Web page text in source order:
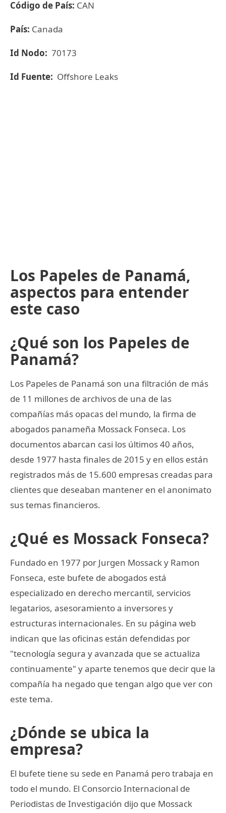
Código de País: CAN
País: Canada
Id Nodo: 70173
Id Fuente: Offshore Leaks
Los Papeles de Panamá,
aspectos para entender
este caso
¿Qué son los Papeles de
Panamá?
Los Papeles de Panamá son una filtración de más
de 11 millones de archivos de una de las
compañías más opacas del mundo, la firma de
abogados panameña Mossack Fonseca. Los
documentos abarcan casi los últimos 40 años,
desde 1977 hasta finales de 2015 y en ellos están
registrados más de 15.600 empresas creadas para
clientes que deseaban mantener en el anonimato
sus temas financieros.
¿Qué es Mossack Fonseca?
Fundado en 1977 por Jurgen Mossack y Ramon
Fonseca, este bufete de abogados está
especializado en derecho mercantil, servicios
legatarios, asesoramiento a inversores y
estructuras internacionales. En su página web
indican que las oficinas están defendidas por
"tecnología segura y avanzada que se actualiza
continuamente" y aparte tenemos que decir que la
compañía ha negado que tengan algo que ver con
este tema.
¿Dónde se ubica la
empresa?
El bufete tiene su sede en Panamá pero trabaja en
todo el mundo. El Consorcio Internacional de
Periodistas de Investigación dijo que Mossack